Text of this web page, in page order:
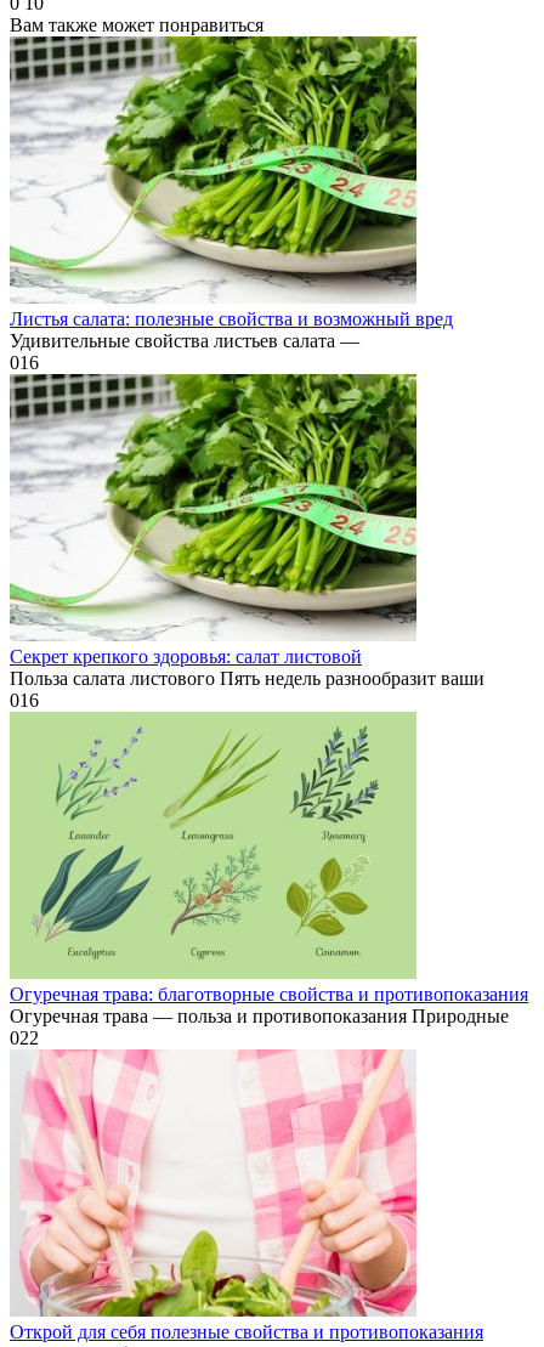
Вам также может понравиться
Листья салата: полезные свойства и возможный вред
Удивительные свойства листьев салата —
016
Секрет крепкого здоровья: салат листовой
Польза салата листового Пять недель разнообразит ваши
016
Огуречная трава: благотворные свойства и противопоказания
Огуречная трава — польза и противопоказания Природные
022
Открой для себя полезные свойства и противопоказания